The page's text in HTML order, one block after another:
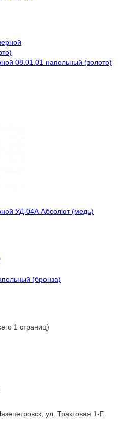
08.01.01 напольный (золото)
УД-04А Абсолют (медь)
(бронза)
1 страниц)
ул. Трактовая 1-Г.